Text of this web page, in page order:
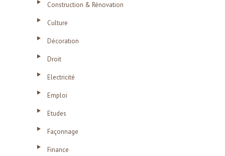
Construction & Rénovation
Culture
Décoration
Droit
Electricité
Emploi
Etudes
Façonnage
Finance